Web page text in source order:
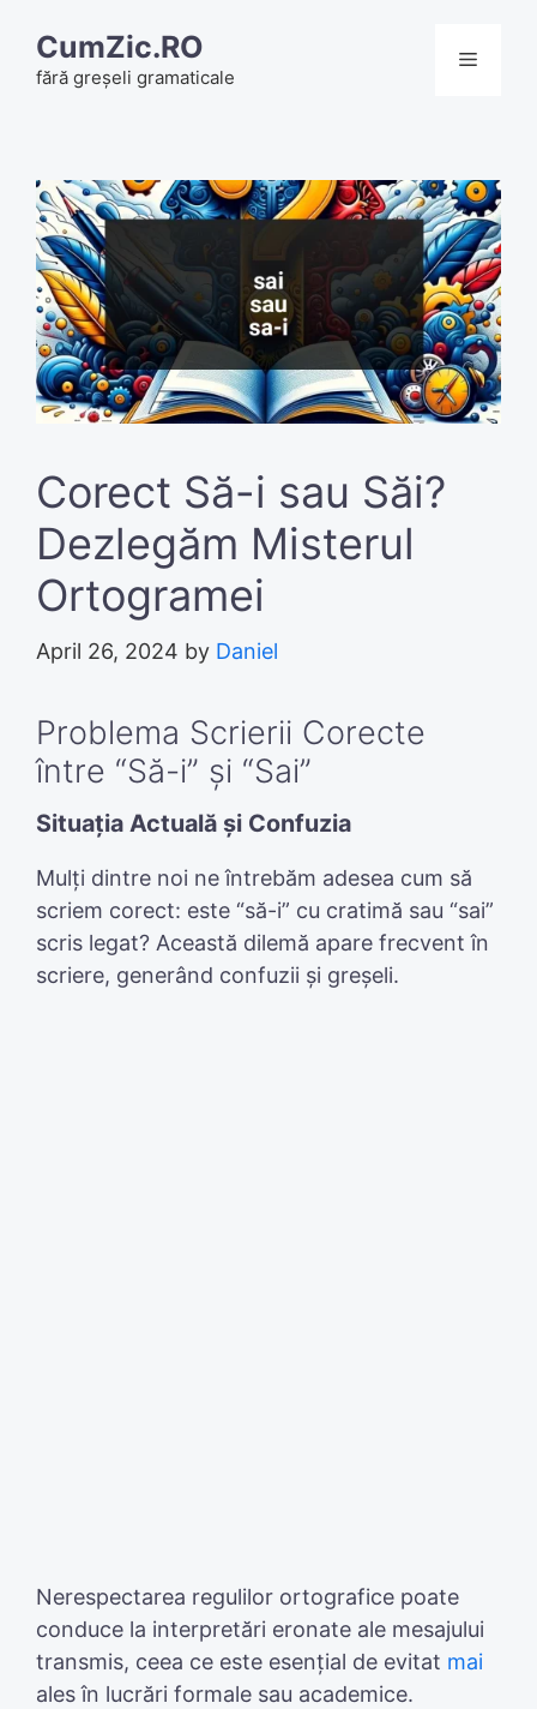
content
CumZic.RO
fără greșeli gramaticale
Menu
Corect Să-i sau Săi?
Dezlegăm Misterul
Ortogramei
April 26, 2024 by Daniel
Problema Scrierii Corecte
între “Să-i” și “Sai”
Situația Actuală și Confuzia
Mulți dintre noi ne întrebăm adesea cum să
scriem corect: este “să-i” cu cratimă sau “sai”
scris legat? Această dilemă apare frecvent în
scriere, generând confuzii și greșeli.
Nerespectarea regulilor ortografice poate
conduce la interpretări eronate ale mesajului
transmis, ceea ce este esențial de evitat mai
ales în lucrări formale sau academice.